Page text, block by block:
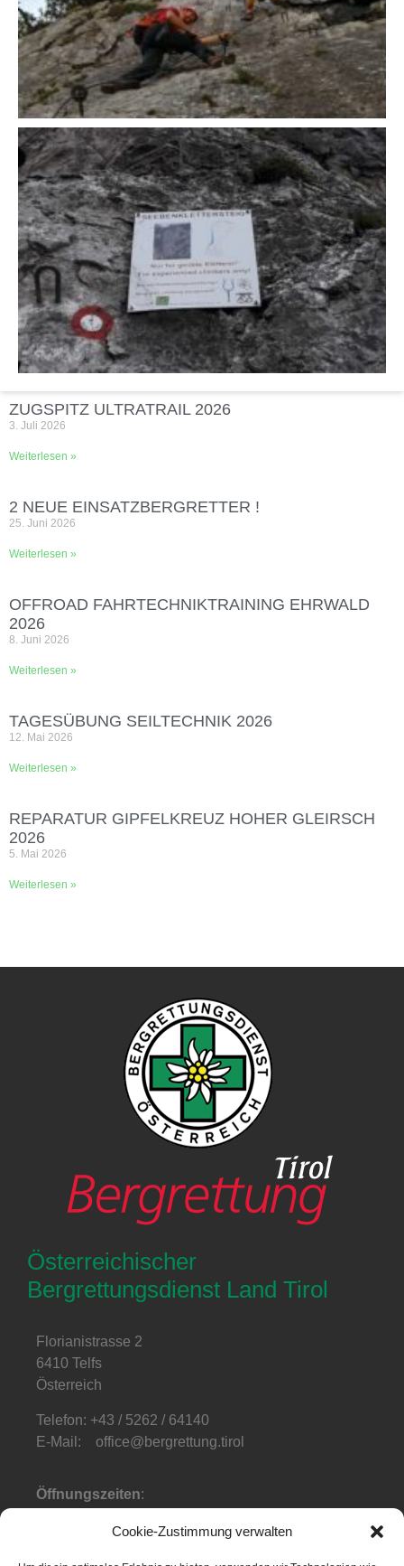
Cookie-Zustimmung verwalten
ZUGSPITZ ULTRATRAIL 2026
3. Juli 2026
Weiterlesen »
2 NEUE EINSATZBERGRETTER !
25. Juni 2026
Weiterlesen »
OFFROAD FAHRTECHNIKTRAINING EHRWALD
2026
8. Juni 2026
Weiterlesen »
TAGESÜBUNG SEILTECHNIK 2026
12. Mai 2026
Weiterlesen »
REPARATUR GIPFELKREUZ HOHER GLEIRSCH
2026
5. Mai 2026
Weiterlesen »
Österreichischer
Bergrettungsdienst Land Tirol
Florianistrasse 2
6410 Telfs
Österreich
Telefon: +43 / 5262 / 64140
E-Mail: office@bergrettung.tirol
Öffnungszeiten:
Fr: 08:00-12:00